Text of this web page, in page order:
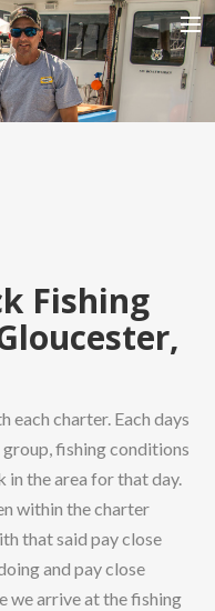
Fishing
charter. Each days
fishing conditions
in the area for that day.
within the charter
that said pay close
and pay close
we arrive at the fishing